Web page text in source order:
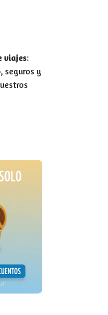
viajes:
seguros y